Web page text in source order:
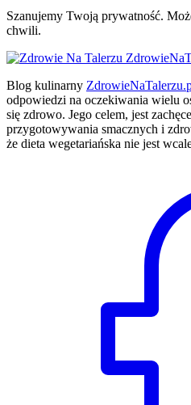
Szanujemy Twoją prywatność.
chwili.
Blog kulinarny
odpowiedzi na oczekiwania wielu
się zdrowo. Jego celem, jest
przygotowywania smacznych i
że dieta wegetariańska nie jest